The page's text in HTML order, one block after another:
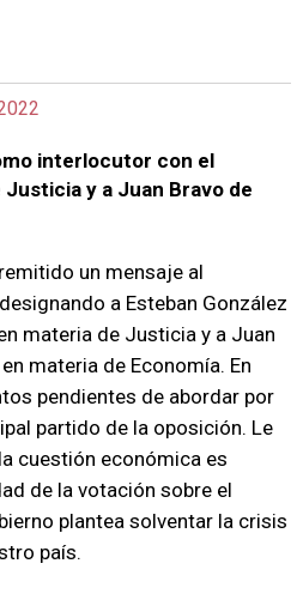
interlocutor con el
y a Juan Bravo de
un mensaje al
a Esteban González
materia de Justicia y a Juan
materia de Economía. En
pendientes de abordar por
partido de la oposición. Le
cuestión económica es
de la votación sobre el
plantea solventar la crisis
país.